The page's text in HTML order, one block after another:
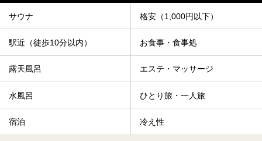
サウナ 格安（1,000円以下）
駅近（徒歩10分以内） お食事・食事処
露天風呂 エステ・マッサージ
水風呂 ひとり旅・一人旅
宿泊 冷え性